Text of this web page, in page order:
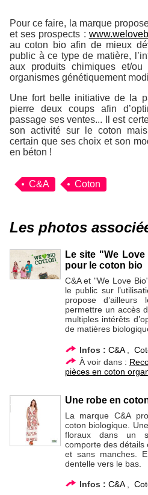
Pour ce faire, la marque
et ses prospects :
au coton bio afin de mieux
public à ce type de matière,
aux produits chimiques et/
organismes génétiquement
Une fort belle initiative de la
pierre deux coups afin
passage ses ventes... Il est
son activité sur le coton
certain que ses choix et son
en béton !
C&A Coton
Les photos
Le site "We
pour le coton bio
C&A et "We Love
le public sur
propose
permettre un accès
multiples intérêts
de matières
Infos : C&A,
À voir dans :
pièces en coton
Une robe en
La marque C&A
coton biologique.
floraux dans un
comporte des détails
et sans manches.
dentelle vers le bas.
Infos : C&A,